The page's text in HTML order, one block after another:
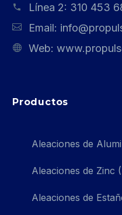
Línea 2: 310 453
Email:
Web:
Productos
Aleaciones de
Aleaciones de Zinc
Aleaciones de